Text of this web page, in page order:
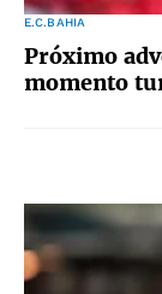
E.C.BAHIA
Próximo
momento